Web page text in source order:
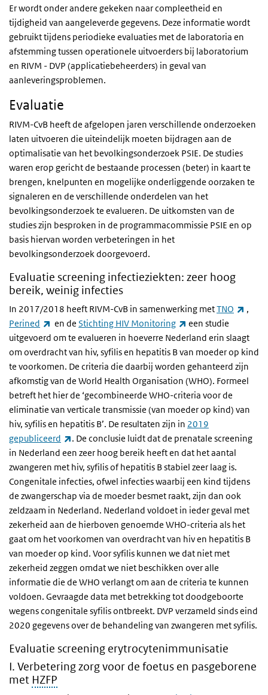
Er wordt onder andere gekeken naar compleetheid en
tijdigheid van aangeleverde gegevens. Deze informatie wordt
gebruikt tijdens periodieke evaluaties met de laboratoria en
afstemming tussen operationele uitvoerders bij laboratorium
en RIVM - DVP (applicatiebeheerders) in geval van
aanleveringsproblemen.
Evaluatie
RIVM-CvB heeft de afgelopen jaren verschillende onderzoeken
laten uitvoeren die uiteindelijk moeten bijdragen aan de
optimalisatie van het bevolkingsonderzoek PSIE. De studies
waren erop gericht de bestaande processen (beter) in kaart te
brengen, knelpunten en mogelijke onderliggende oorzaken te
signaleren en de verschillende onderdelen van het
bevolkingsonderzoek te evalueren. De uitkomsten van de
studies zijn besproken in de programmacommissie PSIE en op
basis hiervan worden verbeteringen in het
bevolkingsonderzoek doorgevoerd.
Evaluatie screening infectieziekten: zeer hoog
bereik, weinig infecties
In 2017/2018 heeft RIVM-CvB in samenwerking metTNO
,
Perined
(externe link)
en deStichting HIV Monitoring (externe link)
een studie
uitgevoerd om te evalueren in hoeverre Nederland erin slaagt
om overdracht van hiv, syfilis en hepatitis B van moeder op kind
te voorkomen. De criteria die daarbij worden gehanteerd zijn
afkomstig van de World Health Organisation (WHO). Formeel
betreft het hier de ‘gecombineerde WHO-criteria voor de
eliminatie van verticale transmissie (van moeder op kind) van
hiv, syfilis en hepatitis B’. De resultaten zijn in 2019
gepubliceerd
(externe link)
. De conclusie luidt dat de prenatale screening
in Nederland een zeer hoog bereik heeft en dat het aantal
zwangeren met hiv, syfilis of hepatitis B stabiel zeer laag is.
Congenitale infecties, ofwel infecties waarbij een kind tijdens
de zwangerschap via de moeder besmet raakt, zijn dan ook
zeldzaam in Nederland. Nederland voldoet in ieder geval met
zekerheid aan de hierboven genoemde WHO-criteria als het
gaat om het voorkomen van overdracht van hiv en hepatitis B
van moeder op kind. Voor syfilis kunnen we dat niet met
zekerheid zeggen omdat we niet beschikken over alle
informatie die de WHO verlangt om aan de criteria te kunnen
voldoen. Gevraagde data met betrekking tot doodgeboorte
wegens congenitale syfilis ontbreekt. DVP verzameld sinds eind
2020 gegevens over de behandeling van zwangeren met syfilis.
Evaluatie screening erytrocytenimmunisatie
I. Verbetering zorg voor de foetus en pasgeborene
met HZFP